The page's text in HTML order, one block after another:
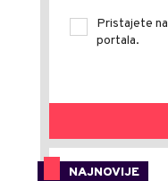
Pristajete na
portala.
NAJNOVIJE